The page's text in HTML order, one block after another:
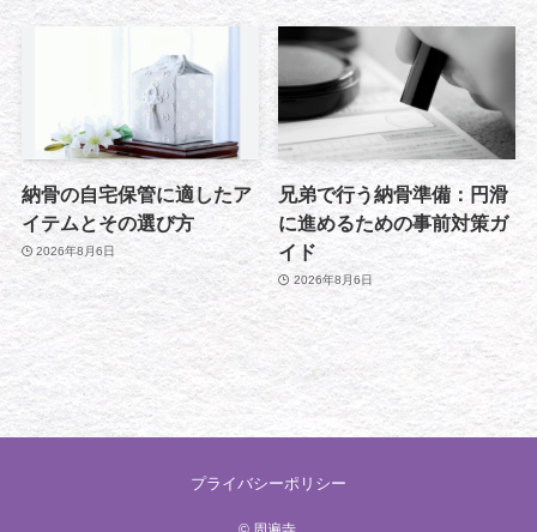
納骨の自宅保管に適したア
イテムとその選び方
2026年8月6日
兄弟で行う納骨準備：円滑
に進めるための事前対策ガ
イド
2026年8月6日
プライバシーポリシー